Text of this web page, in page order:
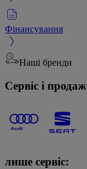
Фінансування
Наші бренди
Сервіс і
лише сервіс: